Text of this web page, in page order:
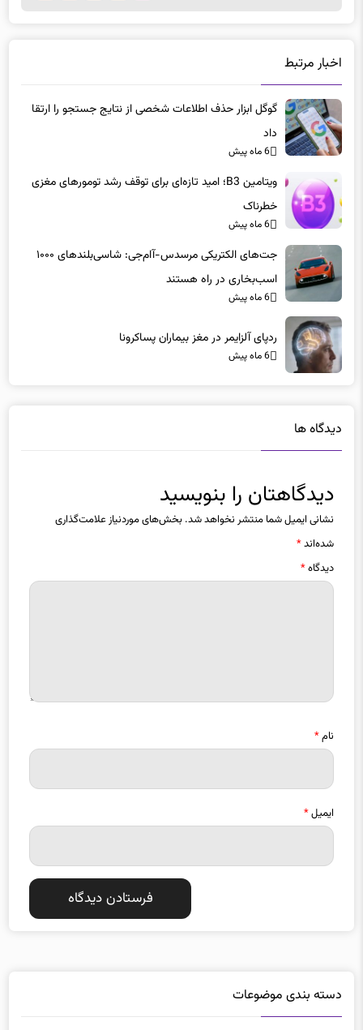
گوگل ابزار حذف اطلاعات شخصی از نتایج جستجو را ارتقا
داد
6 ماه پیش
خطرناک
6 ماه پیش
اسب‌بخاری در راه هستند
6 ماه پیش
نشانی ایمیل شما منتشر نخواهد شد.بخش‌های موردنیاز علامت‌گذاری
شده‌اند*
دیدگاه*
ایمیل*
ارتباطات